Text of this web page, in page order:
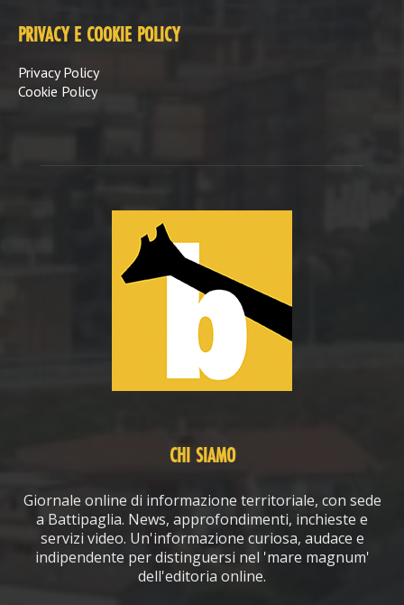
PRIVACY E COOKIE POLICY
Privacy Policy
Cookie Policy
CHI SIAMO
Giornale online di informazione territoriale, con sede
a Battipaglia. News, approfondimenti, inchieste e
servizi video. Un'informazione curiosa, audace e
indipendente per distinguersi nel 'mare magnum'
dell'editoria online.